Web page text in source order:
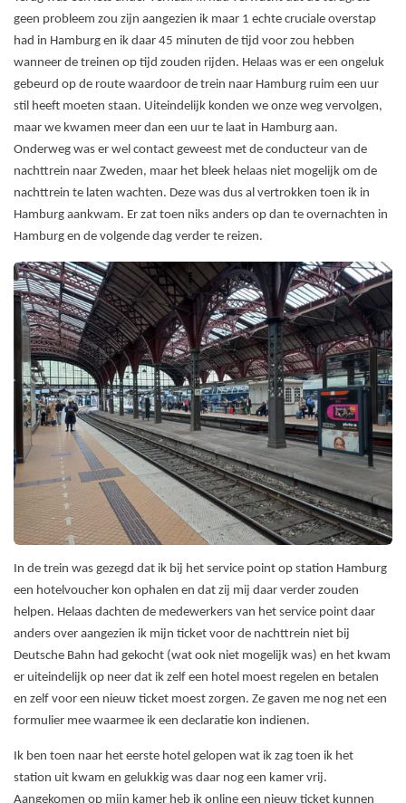
geen probleem zou zijn aangezien ik maar 1 echte cruciale overstap
had in Hamburg en ik daar 45 minuten de tijd voor zou hebben
wanneer de treinen op tijd zouden rijden. Helaas was er een ongeluk
gebeurd op de route waardoor de trein naar Hamburg ruim een uur
stil heeft moeten staan. Uiteindelijk konden we onze weg vervolgen,
maar we kwamen meer dan een uur te laat in Hamburg aan.
Onderweg was er wel contact geweest met de conducteur van de
nachttrein naar Zweden, maar het bleek helaas niet mogelijk om de
nachttrein te laten wachten. Deze was dus al vertrokken toen ik in
Hamburg aankwam. Er zat toen niks anders op dan te overnachten in
Hamburg en de volgende dag verder te reizen.
In de trein was gezegd dat ik bij het service point op station Hamburg
een hotelvoucher kon ophalen en dat zij mij daar verder zouden
helpen. Helaas dachten de medewerkers van het service point daar
anders over aangezien ik mijn ticket voor de nachttrein niet bij
Deutsche Bahn had gekocht (wat ook niet mogelijk was) en het kwam
er uiteindelijk op neer dat ik zelf een hotel moest regelen en betalen
en zelf voor een nieuw ticket moest zorgen. Ze gaven me nog net een
formulier mee waarmee ik een declaratie kon indienen.
Ik ben toen naar het eerste hotel gelopen wat ik zag toen ik het
station uit kwam en gelukkig was daar nog een kamer vrij.
Aangekomen op mijn kamer heb ik online een nieuw ticket kunnen